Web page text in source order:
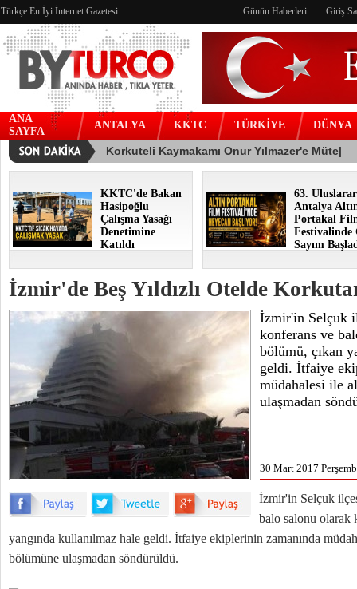
Türkçe En İyi İnternet Gazetesi Günün Haberleri Giriş
ANA
SAYFA
ANTALYA KKTC TÜRKİYE DÜNYA
KKTC'de Bakan
Hasipoğlu
Çalışma Yasağı
Denetimine
Katıldı
63.
Antalya
Portakal
Festivalinde
Sayım
İzmir'de Beş Yıldızlı Otelde
İzmir'in Selçuk
konferans ve
bölümü, çıkan
geldi. İtfaiye
müdahalesi ile
ulaşmadan
30 Mart 2017
İzmir'in Selçuk
balo salonu olarak
yangında kullanılmaz hale geldi. İtfaiye ekiplerinin zamanında
bölümüne ulaşmadan söndürüldü.